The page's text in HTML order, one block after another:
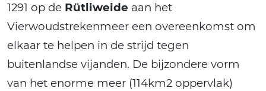
1291 op de Rütliweide aan het
Vierwoudstrekenmeer een overeenkomst om
elkaar te helpen in de strijd tegen
buitenlandse vijanden. De bijzondere vorm
van het enorme meer (114km2 oppervlak)